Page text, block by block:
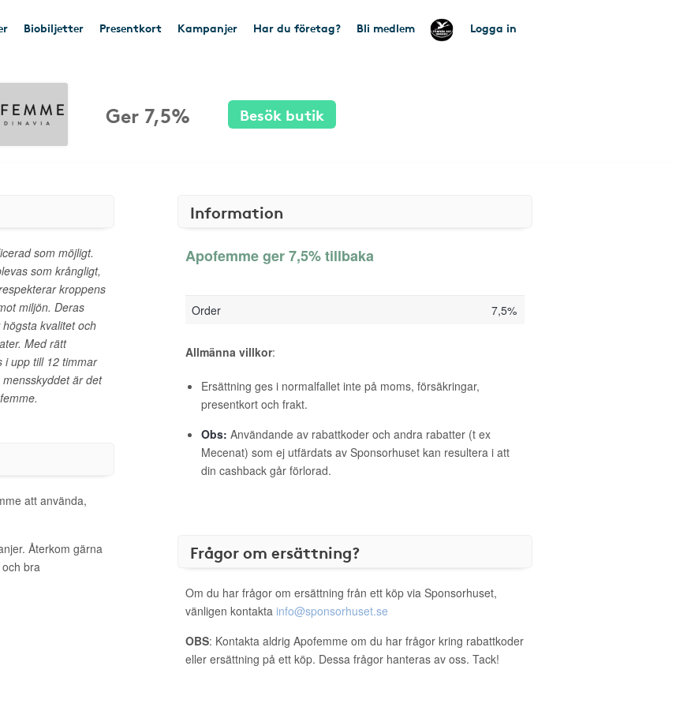
Biobiljetter Presentkort Kampanjer Har du företag? Bli medlem Logga in
Ger 7,5% Besök butik
som möjligt.
som krångligt,
kroppens
miljön. Deras
kvalitet och
Med rätt
i upp till 12 timmar
är det
att använda,
Återkom gärna
bra
Information
Apofemme ger 7,5% tillbaka
Order 7,5%
Allmänna villkor:
Ersättning ges i normalfallet inte på moms, försäkringar,
presentkort och frakt.
Obs: Användande av rabattkoder och andra rabatter (t ex
Mecenat) som ej utfärdats av Sponsorhuset kan resultera i att
din cashback går förlorad.
Frågor om ersättning?
Om du har frågor om ersättning från ett köp via Sponsorhuset,
vänligen kontakta info@sponsorhuset.se
OBS: Kontakta aldrig Apofemme om du har frågor kring rabattkoder
eller ersättning på ett köp. Dessa frågor hanteras av oss. Tack!